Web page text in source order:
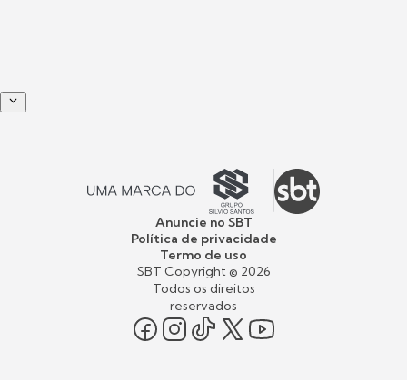
Anuncie no SBT
Política de privacidade
Termo de uso
SBT Copyright © 2026
Todos os direitos
reservados